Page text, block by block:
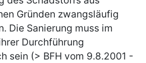
Gründen zwangsläufig
Die Sanierung muss im
Durchführung
sein (> BFH vom 9.8.2001 -